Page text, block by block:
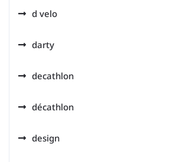
d velo
darty
decathlon
décathlon
design